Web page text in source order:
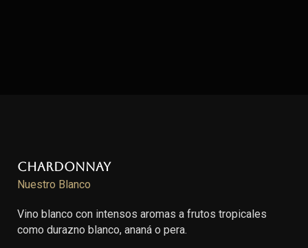
Chardonnay
Nuestro Blanco
Vino blanco con intensos aromas a frutos tropicales
como durazno blanco, ananá o pera.